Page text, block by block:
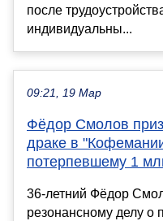
после
индивидуальны...
09:21, 19 Мар
Фёдор Смолов
драке в
потерпевшему 1
36-летний Фёдор
резонансному делу о